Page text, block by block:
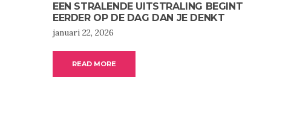
EEN STRALENDE UITSTRALING BEGINT
EERDER OP DE DAG DAN JE DENKT
januari 22, 2026
READ MORE